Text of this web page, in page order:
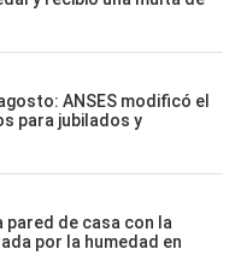
ANSES modificó el
para jubilados y
pared de casa con la
por la humedad en